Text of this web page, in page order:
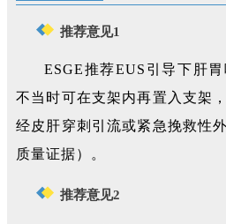
推荐意见1
ESGE推荐EUS引导下肝
不当时可在支架内再置入支架
经皮肝穿刺引流或紧急挽救性
质量证据）。
推荐意见2